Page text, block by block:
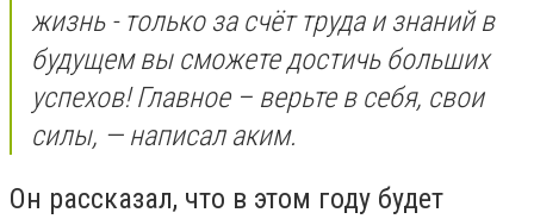
жизнь - только за счёт труда и знаний в
будущем вы сможете достичь больших
успехов! Главное – верьте в себя, свои
силы, — написал аким.
Он рассказал, что в этом году будет